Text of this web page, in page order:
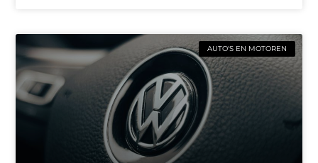
AUTO'S EN MOTOREN